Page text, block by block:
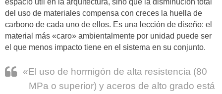
del uso de materiales compensa con creces la huella de
carbono de cada uno de ellos. Es una lección de diseño: el
material más «caro» ambientalmente por unidad puede ser
el que menos impacto tiene en el sistema en su conjunto.
«El uso de hormigón de alta resistencia (80
MPa o superior) y aceros de alto grado está